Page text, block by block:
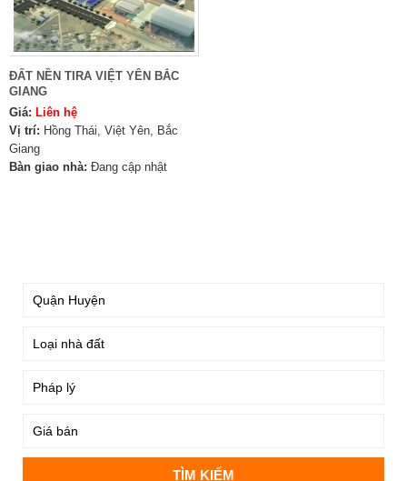
ĐẤT NỀN TIRA VIỆT YÊN BẮC
GIANG
Giá: Liên hệ
Vị trí: Hồng Thái, Việt Yên, Bắc
Giang
Bàn giao nhà: Đang cập nhật